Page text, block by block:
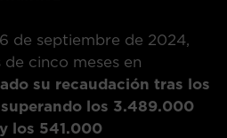
de septiembre de 2024,
de cinco meses en
su recaudación tras los
superando los 3.489.000
los 541.000